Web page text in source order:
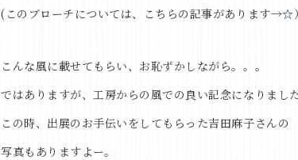
(このブローチについては、こちらの記事があります→☆
こんな風に載せてもらい、お恥ずかしながら。。。
ではありますが、工房からの風での良い記念になりまし
この時、出展のお手伝いをしてもらった吉田麻子さんの
写真もありますよー。